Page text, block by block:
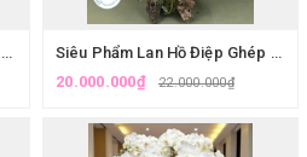
Chậu Lan Hồ Điệp Ghép Lũa Khổng Lồ Tặng Đối Tác | Lan Hồ Điệp Hà Nội
Siêu Phẩm Lan Hồ Điệp Ghép Lũa VIP Trưng Đại Sảnh Villa | Eliseflowers
20.000.000₫
22.000.000₫